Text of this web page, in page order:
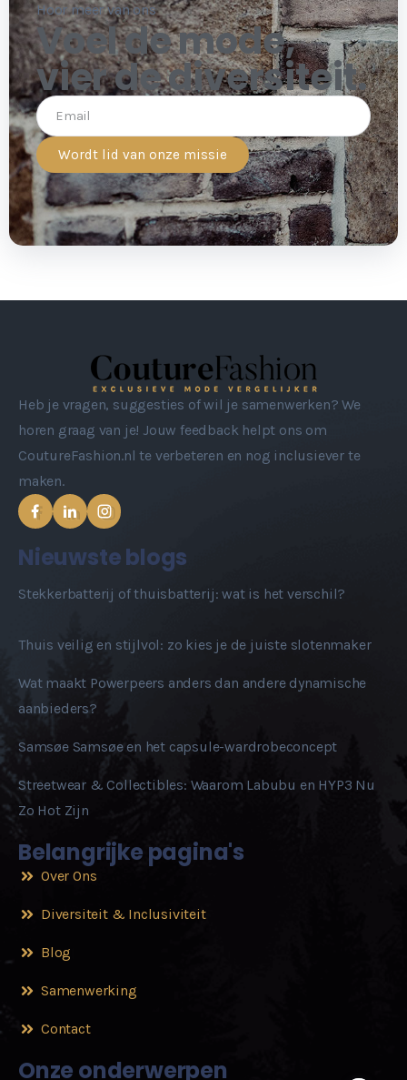
Hoor meer van ons
Voel de mode,
vier de diversiteit.
Wordt lid van onze missie
Heb je vragen, suggesties of wil je samenwerken? We
horen graag van je! Jouw feedback helpt ons om
CoutureFashion.nl te verbeteren en nog inclusiever te
maken.
Nieuwste blogs
Stekkerbatterij of thuisbatterij: wat is het verschil?
Thuis veilig en stijlvol: zo kies je de juiste slotenmaker
Wat maakt Powerpeers anders dan andere dynamische
aanbieders?
Samsøe Samsøe en het capsule-wardrobeconcept
Streetwear & Collectibles: Waarom Labubu en HYP3 Nu
Zo Hot Zijn
Belangrijke pagina's
Over Ons
Diversiteit & Inclusiviteit
Blog
Samenwerking
Contact
Onze onderwerpen